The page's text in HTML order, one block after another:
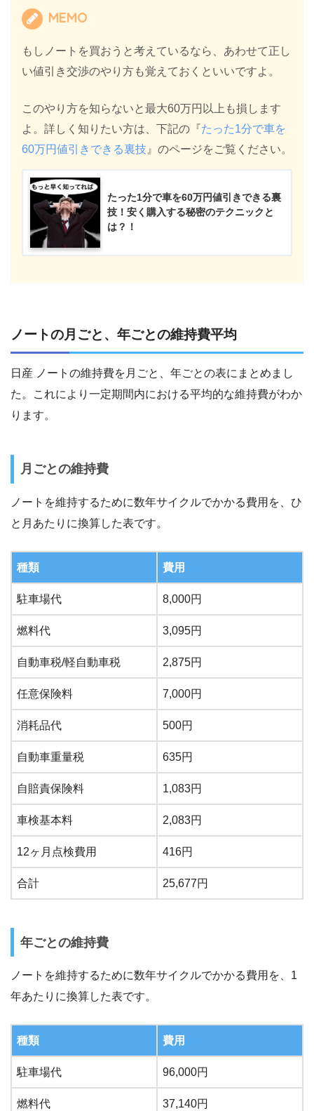
MEMO
もしノートを買おうと考えているなら、あわせて正し
い値引き交渉のやり方も覚えておくといいですよ。
このやり方を知らないと最大60万円以上も損します
よ。詳しく知りたい方は、下記の『たった1分で車を
60万円値引きできる裏技 』のページをご覧ください。
たった1分で車を60万円値引きできる裏
技！安く購入する秘密のテクニックと
は？！
ノートの月ごと、年ごとの維持費平均
日産 ノートの維持費を月ごと、年ごとの表にまとめまし
た。これにより一定期間内における平均的な維持費がわか
ります。
月ごとの維持費
ノートを維持するために数年サイクルでかかる費用を、ひ
と月あたりに換算した表です。
種類 費用
駐車場代 8,000円
燃料代 3,095円
自動車税/軽自動車税 2,875円
任意保険料 7,000円
消耗品代 500円
自動車重量税 635円
自賠責保険料 1,083円
車検基本料 2,083円
12ヶ月点検費用 416円
合計 25,677円
年ごとの維持費
ノートを維持するために数年サイクルでかかる費用を、1
年あたりに換算した表です。
種類 費用
駐車場代 96,000円
燃料代 37,140円